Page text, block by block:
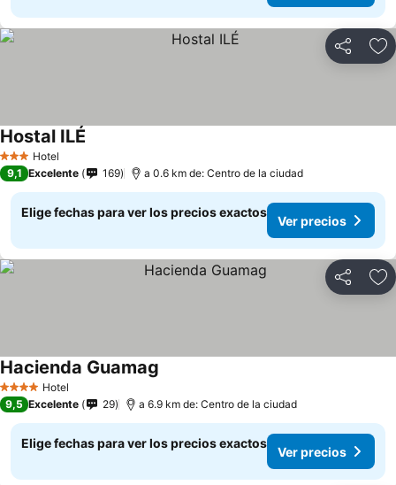
Compartir
3 Estrellas
Hotel
Hostal ILÉ
9,1 Excelente 169 a 0.6 km de: Centro de la ciudad
Elige fechas para ver los precios exactos
Ver precios
Compartir
4 EstrellasHotel
Hacienda Guamag
9,5 Excelente 29 a 6.9 km de: Centro de la ciudad
Elige fechas para ver los precios exactos
Ver precios